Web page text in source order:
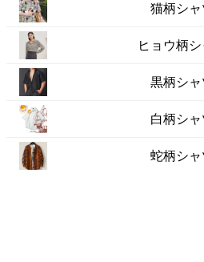
猫柄シャ
ヒョウ柄
黒柄シャ
白柄シャ
蛇柄シャ